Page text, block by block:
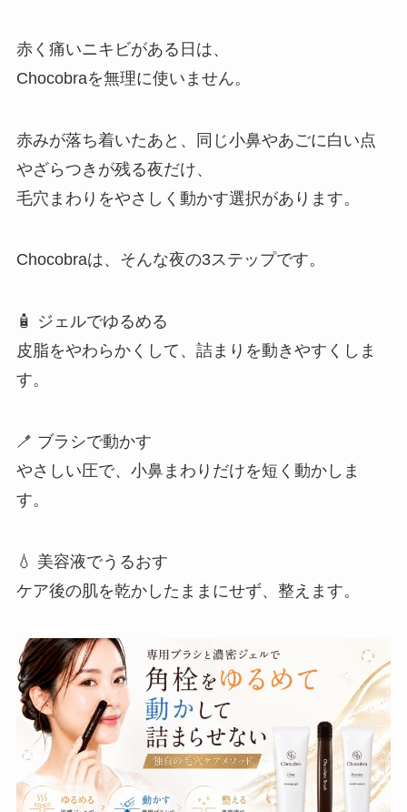
赤く痛いニキビがある日は、
Chocobraを無理に使いません。
赤みが落ち着いたあと、同じ小鼻やあごに白い点
やざらつきが残る夜だけ、
毛穴まわりをやさしく動かす選択があります。
Chocobraは、そんな夜の3ステップです。
🧴 ジェルでゆるめる
皮脂をやわらかくして、詰まりを動きやすくしま
す。
🪥 ブラシで動かす
やさしい圧で、小鼻まわりだけを短く動かしま
す。
💧 美容液でうるおす
ケア後の肌を乾かしたままにせず、整えます。